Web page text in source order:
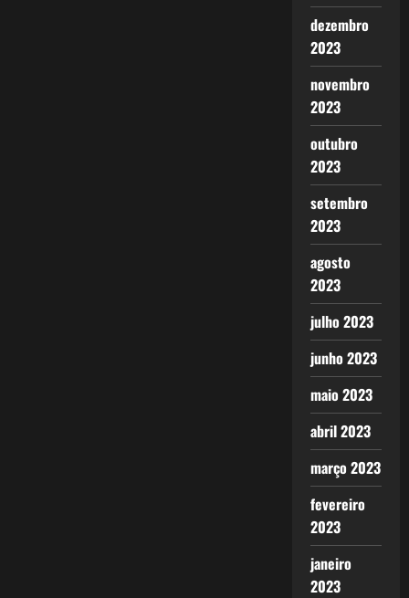
dezembro
2023
novembro
2023
outubro
2023
setembro
2023
agosto
2023
julho 2023
junho 2023
maio 2023
abril 2023
março 2023
fevereiro
2023
janeiro
2023